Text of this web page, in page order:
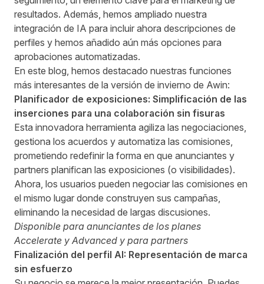
resultados. Además, hemos ampliado nuestra
integración de IA para incluir ahora descripciones de
perfiles y hemos añadido aún más opciones para
aprobaciones automatizadas.
En este blog, hemos destacado nuestras funciones
más interesantes de la versión de invierno de Awin:
Planificador de exposiciones: Simplificación de las
inserciones para una colaboración sin fisuras
Esta innovadora herramienta agiliza las negociaciones,
gestiona los acuerdos y automatiza las comisiones,
prometiendo redefinir la forma en que anunciantes y
partners planifican las exposiciones (o visibilidades).
Ahora, los usuarios pueden negociar las comisiones en
el mismo lugar donde construyen sus campañas,
eliminando la necesidad de largas discusiones.
Disponible para anunciantes de los planes
Accelerate y Advanced y para partners
Finalización del perfil AI: Representación de marca
sin esfuerzo